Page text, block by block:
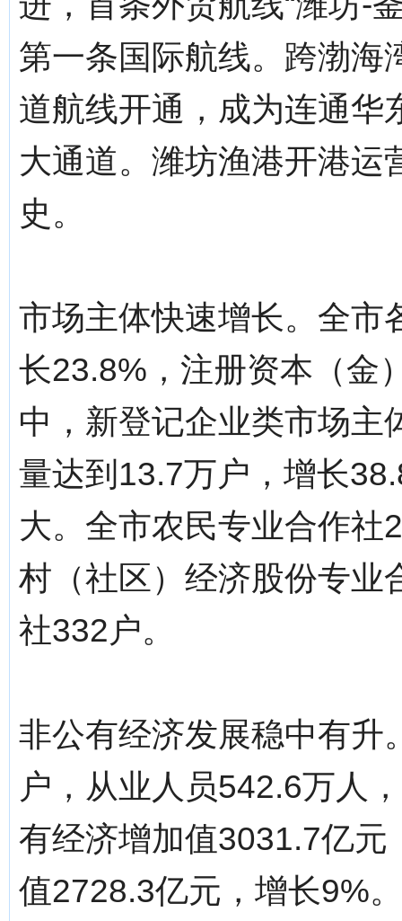
第一条国际航线。跨渤海
道航线开通，成为连通华
大通道。潍坊渔港开港运
史。
市场主体快速增长。全市
长23.8%，注册资本（金
中，新登记企业类市场主
量达到13.7万户，增长
大。全市农民专业合作
村（社区）经济股份专业
社332户。
非公有经济发展稳中有升
户，从业人员542.6万人
有经济增加值3031.7亿
值2728.3亿元，增长9%。